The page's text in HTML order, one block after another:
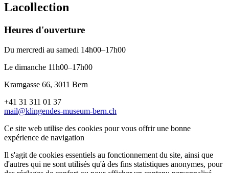
Lacollection
Heures d'ouverture
Du mercredi au samedi 14h00–17h00
Le dimanche 11h00–17h00
Kramgasse 66, 3011 Bern
+41 31 311 01 37
mail@klingendes-museum-bern.ch
Ce site web utilise des cookies pour vous offrir une bonne
expérience de navigation
Il s'agit de cookies essentiels au fonctionnement du site, ainsi que
d'autres qui ne sont utilisés qu'à des fins statistiques anonymes, pour